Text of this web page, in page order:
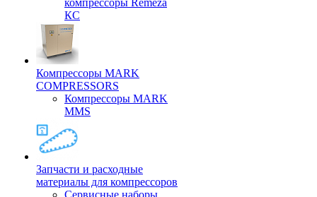
компрессоры Remeza
КС
Компрессоры MARK
COMPRESSORS
Компрессоры MARK
MMS
Запчасти и расходные
материалы для компрессоров
Cервисные наборы